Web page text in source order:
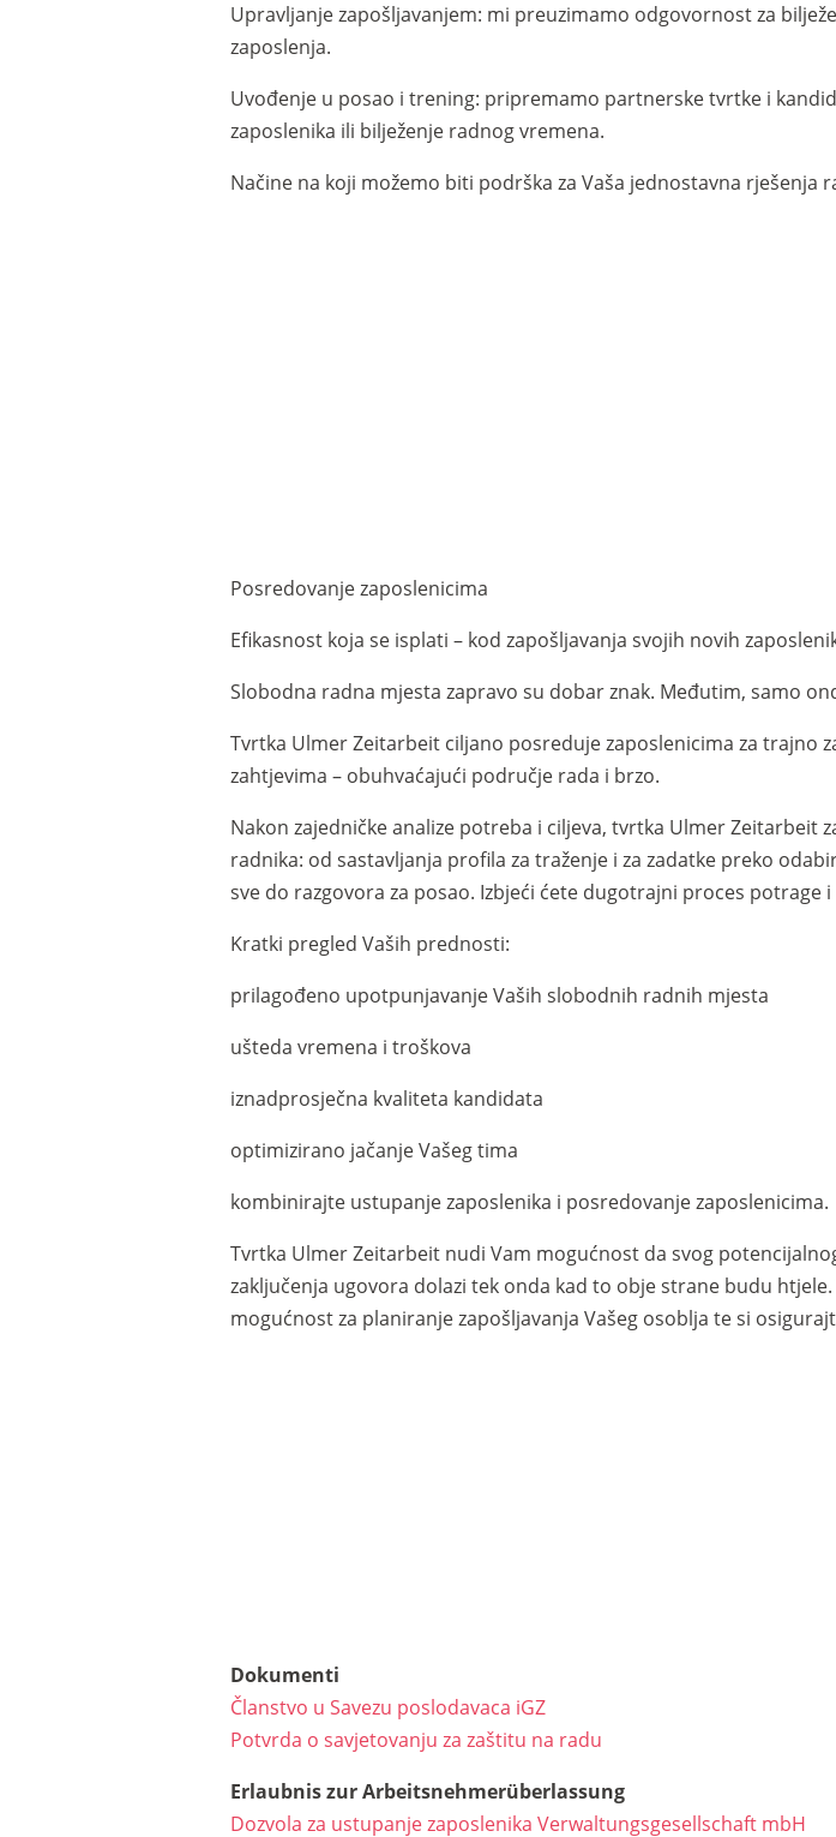
Upravljanje zapošljavanjem: mi preuzimamo odgovornost za
zaposlenja.
Uvođenje u posao i trening: pripremamo partnerske tvrtke i
zaposlenika ili bilježenje radnog vremena.
Načine na koji možemo biti podrška za Vaša jednostavna
Posredovanje zaposlenicima
Efikasnost koja se isplati – kod zapošljavanja svojih novih
Slobodna radna mjesta zapravo su dobar znak. Međutim, samo
Tvrtka Ulmer Zeitarbeit ciljano posreduje zaposlenicima za trajno
zahtjevima – obuhvaćajući područje rada i brzo.
Nakon zajedničke analize potreba i ciljeva, tvrtka Ulmer Zeitarbeit
radnika: od sastavljanja profila za traženje i za zadatke preko
sve do razgovora za posao. Izbjeći ćete dugotrajni proces potrage
Kratki pregled Vaših prednosti:
prilagođeno upotpunjavanje Vaših slobodnih radnih mjesta
ušteda vremena i troškova
iznadprosječna kvaliteta kandidata
optimizirano jačanje Vašeg tima
kombinirajte ustupanje zaposlenika i posredovanje zaposlenicima.
Tvrtka Ulmer Zeitarbeit nudi Vam mogućnost da svog
zaključenja ugovora dolazi tek onda kad to obje strane budu
mogućnost za planiranje zapošljavanja Vašeg osoblja te si
Dokumenti
Članstvo u Savezu poslodavaca iGZ
Potvrda o savjetovanju za zaštitu na radu
Erlaubnis zur Arbeitsnehmerüberlassung
Dozvola za ustupanje zaposlenika Verwaltungsgesellschaft mbH